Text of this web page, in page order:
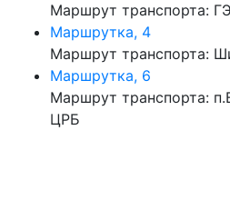
Маршрут транспорта:
Маршрутка, 4
Маршрут транспорта:
Маршрутка, 6
Маршрут транспорта:
ЦРБ